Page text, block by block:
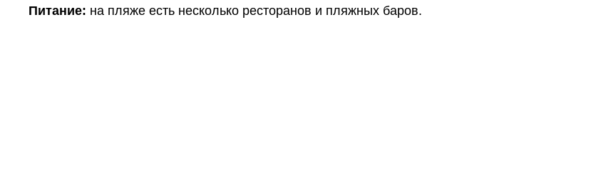
Питание: на пляже есть несколько ресторанов и пляжных баров.